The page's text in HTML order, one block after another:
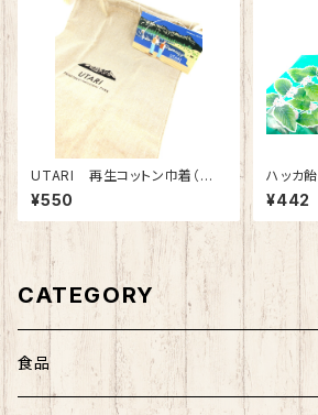
UTARI 再生コットン巾着（ベ
ージュ）
¥550
ハッカ飴
¥442
CATEGORY
食品